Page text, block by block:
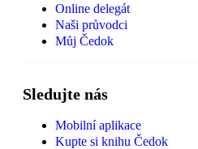
Online delegát
Naši průvodci
Můj Čedok
Sledujte nás
Mobilní aplikace
Kupte si knihu Čedok